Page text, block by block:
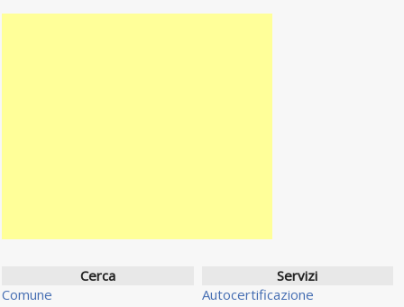
Cerca
Comune
Servizi
Autocertificazione